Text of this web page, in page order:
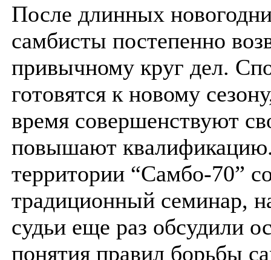
После длинных
самбисты постепенно
привычному круг дел.
готовятся к новому
время совершенствуют
повышают
территории “Самбо-70”
традиционный семинар,
судьи еще раз обсудили
понятия правил борьбы